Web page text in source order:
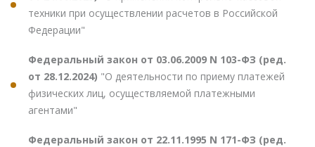
техники при осуществлении расчетов в Российской
Федерации"
Федеральный закон от 03.06.2009 N 103-ФЗ (ред.
от 28.12.2024) "О деятельности по приему платежей
физических лиц, осуществляемой платежными
агентами"
Федеральный закон от 22.11.1995 N 171-ФЗ (ред.